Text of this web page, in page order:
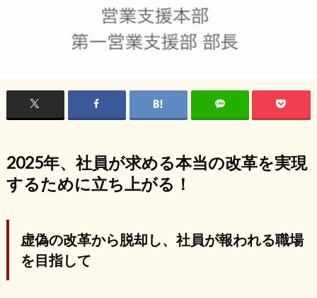
2025年、社員が求める本当の改革を実現
するために立ち上がる！
虚偽の改革から脱却し、社員が報われる職場
を目指して